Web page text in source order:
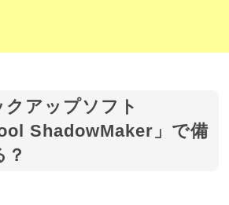
クアップソフト
ShadowMaker」で備
？